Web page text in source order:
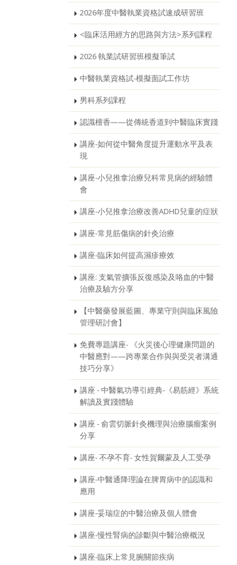
2026年度中醫執業資格試速成研習班
<臨床活用經方的思路與方法>系列課程
2026 執業試研習班模擬筆試
中醫執業資格試-模擬面試工作坊
男科系列課程
認識檀香——從傳統香道到中醫臨床實踐
講座-如何從中醫角度提升運動水平及表
現
講座-小兒推拿治療兒科常見病的經驗體
會
講座-小兒推拿治療改善ADHD兒童的症狀
講座-常見筋傷病的針灸治療
講座-臨床如何提高濕疹療效
講座: 支氣管擴張反復感染及咯血的中醫
治療及驗方分享
【中醫藥發展藍圖、專業守則與臨床風險
管理研討會】
免費專題講座- 《火災後心理健康問題的
中醫應對——跨專業合作與與受災者溝通
技巧分享》
講座 - 中醫氣功導引經典-《易筋經》系統
解讀及實踐體驗
講座 - 俞雲切脈針灸機理與治療腦瘤案例
分享
講座- 不孕不育- 女性賀爾蒙及人工受孕
講座-中醫通降理論在脾胃病中的認識和
應用
講座-妥瑞症的中醫治療及個人體會
講座-慢性腎病的診斷與中醫治療概況
講座-臨床上常見腕關節疾病